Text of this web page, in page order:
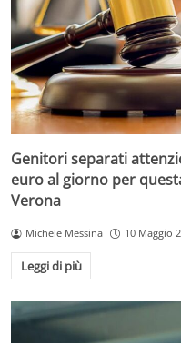
Genitori separati
euro al giorno per
Verona
Michele Messina 10 Maggio
Leggi di più